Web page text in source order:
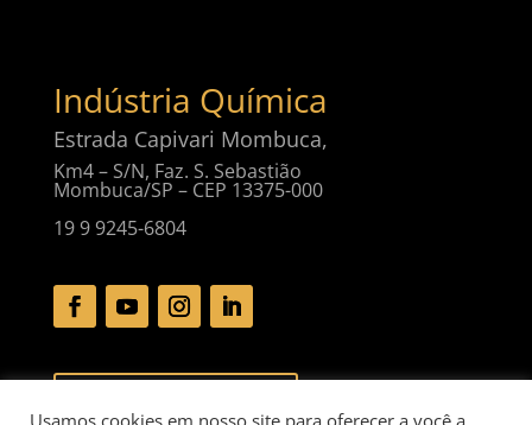
Indústria Química
Estrada Capivari Mombuca,
Km4 – S/N, Faz. S. Sebastião
Mombuca/SP – CEP 13375-000
19 9 9245-6804
Usamos cookies em nosso site para oferecer a você a